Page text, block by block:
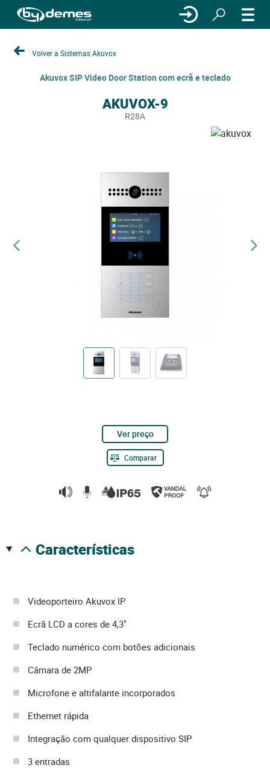
Volver a Sistemas Akuvox
Akuvox SIP Video Door Station com ecrã e teclado
AKUVOX-9
R28A
Ver preço
Comparar
características
Videoporteiro Akuvox IP
Ecrã LCD a cores de 4,3"
Teclado numérico com botões adicionais
Câmara de 2MP
Microfone e altifalante incorporados
Ethernet rápida
Integração com qualquer dispositivo SIP
3 entradas